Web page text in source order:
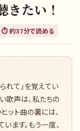
きたい！
⏱️ 約37分で読める
れて」を覚えてい
歌声は、私たちの
ット曲の裏には、
ます。もう一度、